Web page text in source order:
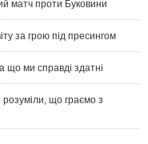
матч проти Буковини
за грою під пресингом
що ми справді здатні
що граємо з